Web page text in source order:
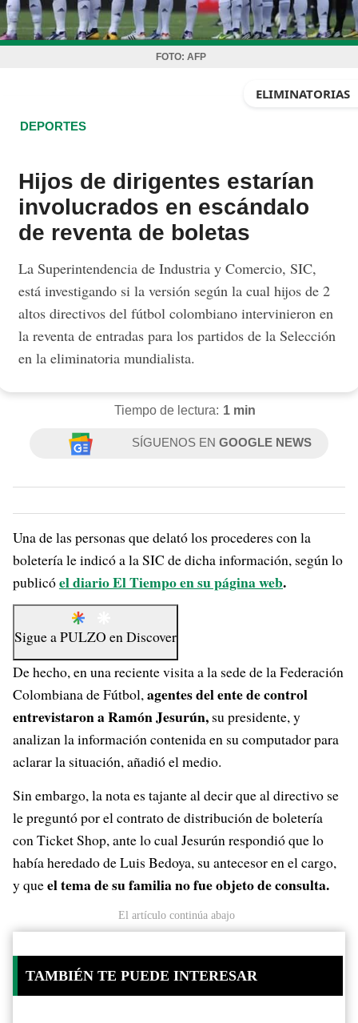
FOTO: AFP
ELIMINATORIAS
DEPORTES
Hijos de dirigentes estarían
involucrados en escándalo
de reventa de boletas
La Superintendencia de Industria y Comercio, SIC,
está investigando si la versión según la cual hijos de 2
altos directivos del fútbol colombiano intervinieron en
la reventa de entradas para los partidos de la Selección
en la eliminatoria mundialista.
Tiempo de lectura: 1 min
SÍGUENOS ENGOOGLE NEWS
Una de las personas que delató los procederes con la
boletería le indicó a la SIC de dicha información, según lo
publicóel diario El Tiempo en su página web.
Sigue aPULZO enDiscover
De hecho, en una reciente visita a la sede de la Federación
Colombiana de Fútbol,agentes del ente de control
entrevistaron a Ramón Jesurún, su presidente, y
analizan la información contenida en su computador para
aclarar la situación, añadió el medio.
Sin embargo, la nota es tajante al decir que al directivo se
le preguntó por el contrato de distribución de boletería
con Ticket Shop, ante lo cual Jesurún respondió que lo
había heredado de Luis Bedoya, su antecesor en el cargo,
y queel tema de su familia no fue objeto de consulta.
El artículo continúa abajo
TAMBIÉN TE PUEDE INTERESAR